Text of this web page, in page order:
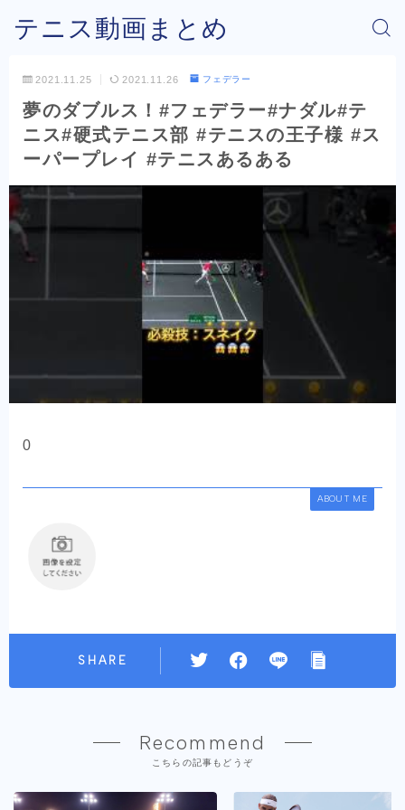
テニス動画まとめ
2021.11.25 2021.11.26 フェデラー
夢のダブルス！#フェデラー#ナダル#テ
ニス#硬式テニス部 #テニスの王子様 #ス
ーパープレイ #テニスあるある
0
ABOUT ME
SHARE
Recommend
こちらの記事もどうぞ